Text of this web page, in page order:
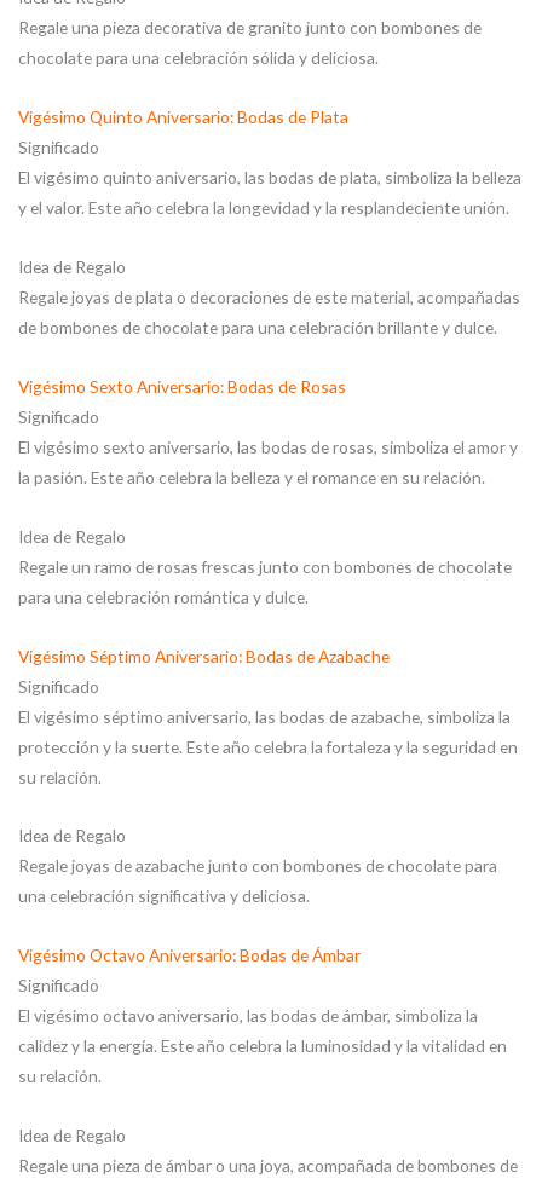
Regale una pieza decorativa de granito junto con bombones de
chocolate para una celebración sólida y deliciosa.
Vigésimo Quinto Aniversario: Bodas de Plata
Significado
El vigésimo quinto aniversario, las bodas de plata, simboliza la belleza
y el valor. Este año celebra la longevidad y la resplandeciente unión.
Idea de Regalo
Regale joyas de plata o decoraciones de este material, acompañadas
de bombones de chocolate para una celebración brillante y dulce.
Vigésimo Sexto Aniversario: Bodas de Rosas
Significado
El vigésimo sexto aniversario, las bodas de rosas, simboliza el amor y
la pasión. Este año celebra la belleza y el romance en su relación.
Idea de Regalo
Regale un ramo de rosas frescas junto con bombones de chocolate
para una celebración romántica y dulce.
Vigésimo Séptimo Aniversario: Bodas de Azabache
Significado
El vigésimo séptimo aniversario, las bodas de azabache, simboliza la
protección y la suerte. Este año celebra la fortaleza y la seguridad en
su relación.
Idea de Regalo
Regale joyas de azabache junto con bombones de chocolate para
una celebración significativa y deliciosa.
Vigésimo Octavo Aniversario: Bodas de Ámbar
Significado
El vigésimo octavo aniversario, las bodas de ámbar, simboliza la
calidez y la energía. Este año celebra la luminosidad y la vitalidad en
su relación.
Idea de Regalo
Regale una pieza de ámbar o una joya, acompañada de bombones de